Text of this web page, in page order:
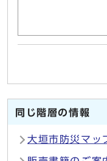
同じ階層の情報
大垣市防災マッ